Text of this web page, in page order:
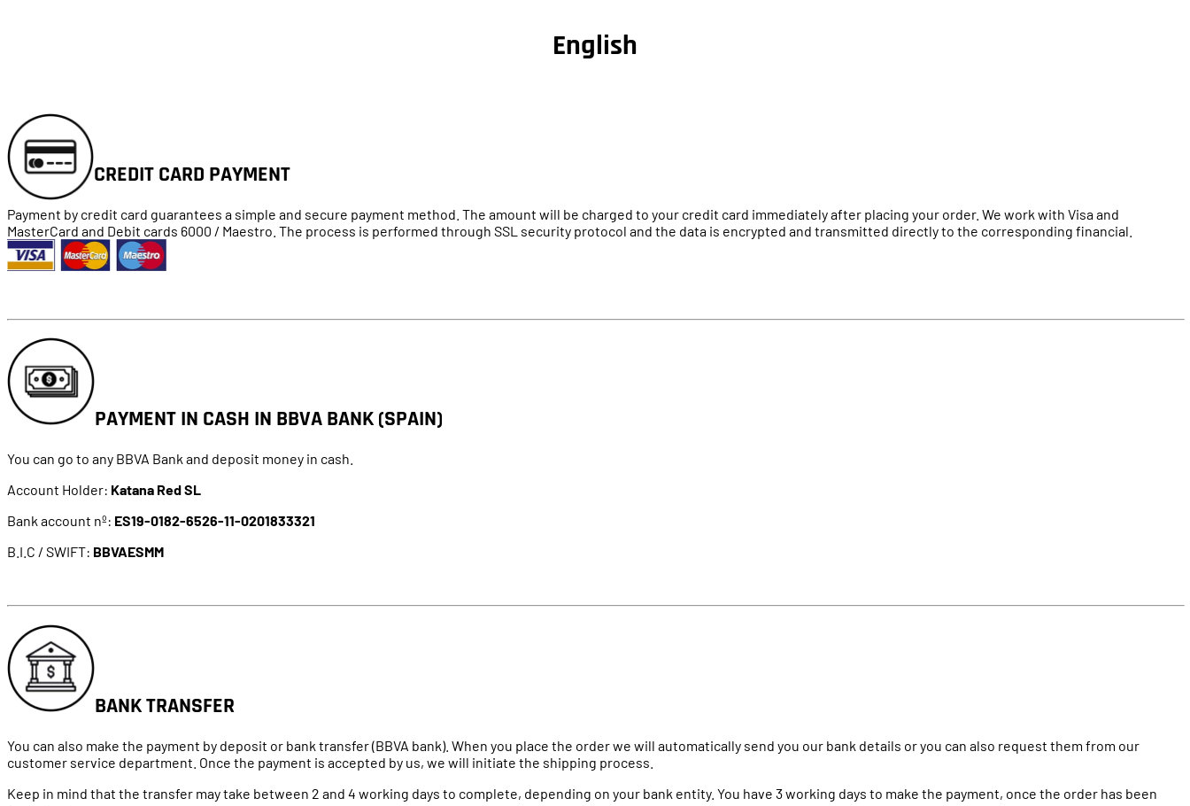
English
CREDIT CARD PAYMENT
Payment by credit card guarantees a simple and secure payment method. The amount will be charged to your credit card immediately after placing your order. We work with Visa and
MasterCard and Debit cards 6000 / Maestro. The process is performed through SSL security protocol and the data is encrypted and transmitted directly to the corresponding financial.
PAYMENT IN CASH IN BBVA BANK (SPAIN)
You can go to any BBVA Bank and deposit money in cash.
Account Holder: Katana Red SL
Bank account nº: ES19-0182-6526-11-0201833321
B.I.C / SWIFT: BBVAESMM
BANK TRANSFER
You can also make the payment by deposit or bank transfer (BBVA bank). When you place the order we will automatically send you our bank details or you can also request them from our
customer service department. Once the payment is accepted by us, we will initiate the shipping process.
Keep in mind that the transfer may take between 2 and 4 working days to complete, depending on your bank entity. You have 3 working days to make the payment, once the order has been